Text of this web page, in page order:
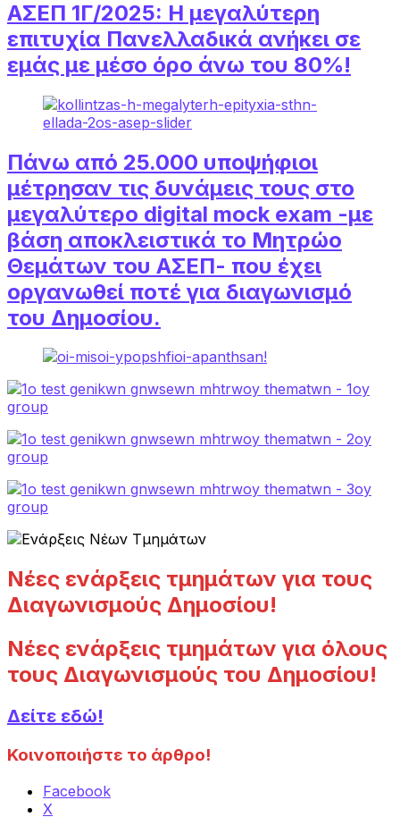
ΑΣΕΠ 1Γ/2025: Η μεγαλύτερη
επιτυχία Πανελλαδικά ανήκει σε
εμάς με μέσο όρο άνω του 80%!
Πάνω από 25.000 υποψήφιοι
μέτρησαν τις δυνάμεις τους στο
μεγαλύτερο digital mock exam -με
βάση αποκλειστικά το Μητρώο
Θεμάτων του ΑΣΕΠ- που έχει
οργανωθεί ποτέ για διαγωνισμό
του Δημοσίου.
Νέες ενάρξεις τμημάτων για τους
Διαγωνισμούς Δημοσίου!
Νέες ενάρξεις τμημάτων για όλους
τους Διαγωνισμούς του Δημοσίου!
Δείτε εδώ!
Κοινοποιήστε το άρθρο!
Facebook
X